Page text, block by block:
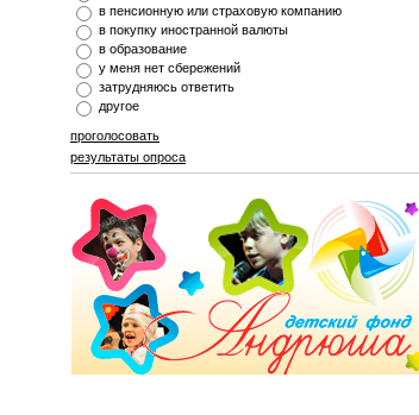
в пенсионную или страховую компанию
в покупку иностранной валюты
в образование
у меня нет сбережений
затрудняюсь ответить
другое
проголосовать
результаты опроса